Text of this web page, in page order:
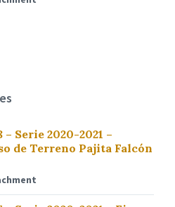
Serie 2020-2021 –
de Terreno Pajita Falcón